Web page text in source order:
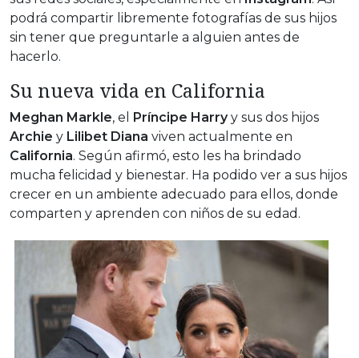
podrá compartir libremente fotografías de sus hijos
sin tener que preguntarle a alguien antes de
hacerlo.
Su nueva vida en California
Meghan Markle, el Príncipe Harryy sus dos hijos
Archie y Lilibet Diana viven actualmente en
California. Según afirmó, esto les ha brindado
mucha felicidad y bienestar. Ha podido ver a sus hijos
crecer en un ambiente adecuado para ellos, donde
comparten y aprenden con niños de su edad.